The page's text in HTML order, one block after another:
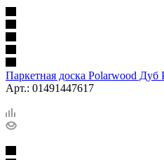
Паркетная доска Polarwood Дуб
Арт.: 01491447617